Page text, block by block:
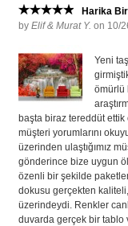
Harika
byElif & Murat Y. on 10/
Yeni
ömürlü
başta biraz tereddüt ettik
müşteri yorumlarını
üzerinden ulaştığımız
gönderince bize uygun
özenli bir şekilde
dokusu gerçekten
üzerindeydi. Renkler
duvarda gerçek bir tablo